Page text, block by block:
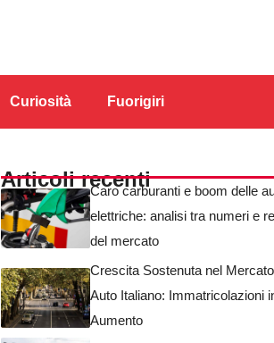
Curiosità Fuorigiri
Articoli recentiCaro carburanti e boom delle
elettriche: analisi tra numeri e
del mercato
Crescita Sostenuta nel Mercato
Auto Italiano: Immatricolazioni
Aumento